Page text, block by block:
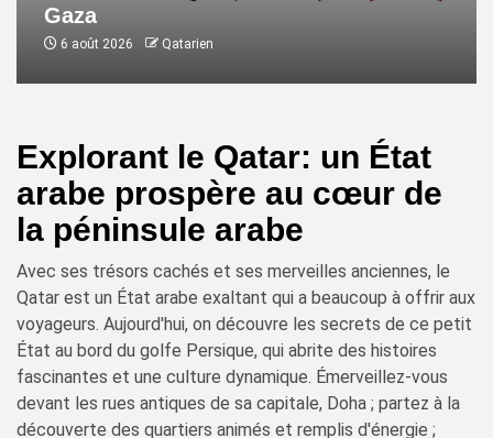
Gaza
6 août 2026 Qatarien
Explorant le Qatar: un État
arabe prospère au cœur de
la péninsule arabe
Avec ses trésors cachés et ses merveilles anciennes, le
Qatar est un État arabe exaltant qui a beaucoup à offrir aux
voyageurs. Aujourd'hui, on découvre les secrets de ce petit
État au bord du golfe Persique, qui abrite des histoires
fascinantes et une culture dynamique. Émerveillez-vous
devant les rues antiques de sa capitale, Doha ; partez à la
découverte des quartiers animés et remplis d'énergie ;